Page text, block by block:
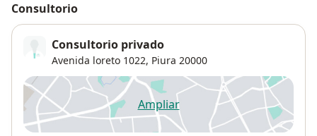
Consultorio
Consultorio privado
Avenida loreto 1022, Piura 20000
Ampliarse abre en una nueva